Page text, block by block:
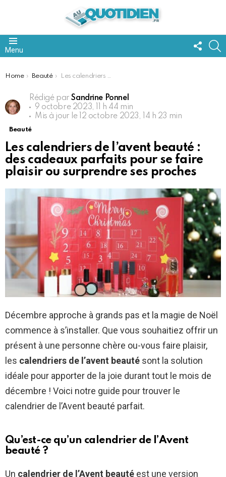
Menu
US
You are here:
Home Beauté Les calendriers de l’avent beauté : des cadeaux parfaits pour se faire plaisir ou surprendre ses proches
Rédigé par Sandrine Ponnel
9 octobre 2023, 11 h 44 min
Mis à jour le 12 octobre 2023, 14 h 23 min
Beauté
Les calendriers de l’avent beauté :
des cadeaux parfaits pour se faire
plaisir ou surprendre ses proches
Décembre approche à grands pas et la magie de Noël
commence à s’installer. Que vous souhaitiez offrir un
présent à une personne chère ou-vous faire plaisir,
les calendriers de l’avent beauté sont la solution
idéale pour apporter de la joie durant tout le mois de
décembre ! Voici notre guide pour trouver le
calendrier de l’Avent beauté parfait.
Qu’est-ce qu’un calendrier de l’Avent
beauté ?
Un calendrier de l’Avent beauté est une version